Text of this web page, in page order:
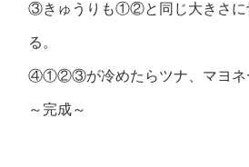
③きゅうりも①②と同じ大きさに
る。
④①②③が冷めたらツナ、マヨネ
～完成～